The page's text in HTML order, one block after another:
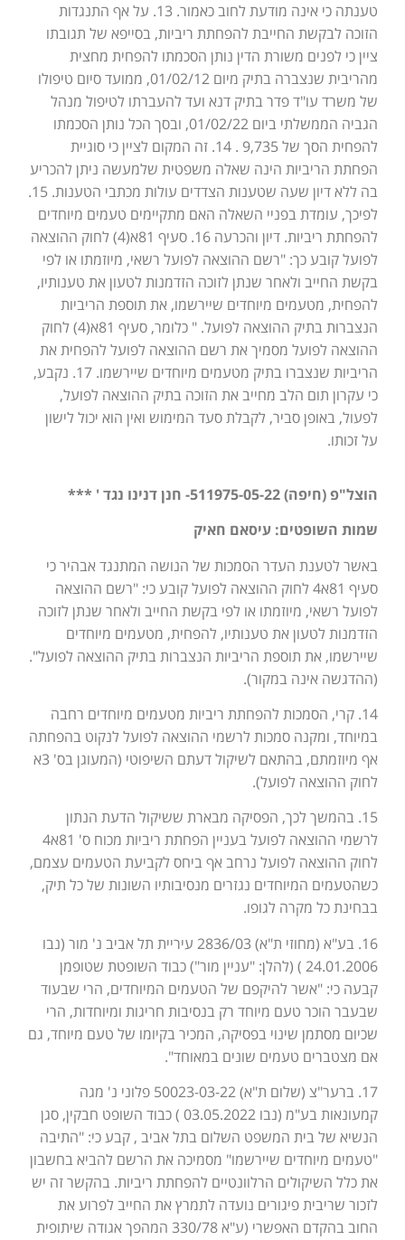
טענתה כי אינה מודעת לחוב כאמור. 13. על אף התנגדות
הזוכה לבקשת החייבת להפחתת ריביות, בסייפא של תגובתו
ציין כי לפנים משורת הדין נותן הסכמתו להפחית מחצית
מהריבית שנצברה בתיק מיום 01/02/12, ממועד סיום טיפולו
של משרד עו"ד פדר בתיק דנא ועד להעברתו לטיפול מנהל
הגביה הממשלתי ביום 01/02/22, ובסך הכל נותן הסכמתו
להפחית הסך של 9,735 . 14. זה המקום לציין כי סוגיית
הפחתת הריביות הינה שאלה משפטית שלמעשה ניתן להכריע
בה ללא דיון שעה שטענות הצדדים עולות מכתבי הטענות. 15.
לפיכך, עומדת בפניי השאלה האם מתקיימים טעמים מיוחדים
להפחתת ריביות. דיון והכרעה 16. סעיף 81א(4) לחוק ההוצאה
לפועל קובע כך: "רשם ההוצאה לפועל רשאי, מיוזמתו או לפי
בקשת החייב ולאחר שנתן לזוכה הזדמנות לטעון את טענותיו,
להפחית, מטעמים מיוחדים שיירשמו, את תוספת הריביות
הנצברות בתיק ההוצאה לפועל. " כלומר, סעיף 81א(4) לחוק
ההוצאה לפועל מסמיך את רשם ההוצאה לפועל להפחית את
הריביות שנצברו בתיק מטעמים מיוחדים שיירשמו. 17. נקבע,
כי עקרון תום הלב מחייב את הזוכה בתיק ההוצאה לפועל,
לפעול, באופן סביר, לקבלת סעד המימוש ואין הוא יכול לישון
על זכותו.
הוצל"פ (חיפה) 511975-05-22- חנן דנינו נגד ' ***
שמות השופטים: עיסאם חאיק
באשר לטענת העדר הסמכות של הנושה המתנגד אבהיר כי
סעיף 81א4 לחוק ההוצאה לפועל קובע כי: "רשם ההוצאה
לפועל רשאי, מיוזמתו או לפי בקשת החייב ולאחר שנתן לזוכה
הזדמנות לטעון את טענותיו, להפחית, מטעמים מיוחדים
שיירשמו, את תוספת הריביות הנצברות בתיק ההוצאה לפועל".
(ההדגשה אינה במקור).
14. קרי, הסמכות להפחתת ריביות מטעמים מיוחדים רחבה
במיוחד, ומקנה סמכות לרשמי ההוצאה לפועל לנקוט בהפחתה
אף מיוזמתם, בהתאם לשיקול דעתם השיפוטי (המעוגן בס' 3א
לחוק ההוצאה לפועל).
15. בהמשך לכך, הפסיקה מבארת ששיקול הדעת הנתון
לרשמי ההוצאה לפועל בעניין הפחתת ריביות מכוח ס' 81א4
לחוק ההוצאה לפועל נרחב אף ביחס לקביעת הטעמים עצמם,
כשהטעמים המיוחדים נגזרים מנסיבותיו השונות של כל תיק,
בבחינת כל מקרה לגופו.
16. בע"א (מחוזי ת"א) 2836/03 עיריית תל אביב נ' מור (נבו
24.01.2006 ) (להלן: "עניין מור") כבוד השופטת שטופמן
קבעה כי: "אשר להיקפם של הטעמים המיוחדים, הרי שבעוד
שבעבר הוכר טעם מיוחד רק בנסיבות חריגות ומיוחדות, הרי
שכיום מסתמן שינוי בפסיקה, המכיר בקיומו של טעם מיוחד, גם
אם מצטברים טעמים שונים במאוחד".
17. ברער"צ (שלום ת"א) 50023-03-22 פלוני נ' מגה
קמעונאות בע"מ (נבו 03.05.2022 ) כבוד השופט חבקין, סגן
הנשיא של בית המשפט השלום בתל אביב , קבע כי: "התיבה
"טעמים מיוחדים שיירשמו" מסמיכה את הרשם להביא בחשבון
את כלל השיקולים הרלוונטיים להפחתת ריביות. בהקשר זה יש
לזכור שריבית פיגורים נועדה לתמרץ את החייב לפרוע את
החוב בהקדם האפשרי (ע"א 330/78 המהפך אגודה שיתופית